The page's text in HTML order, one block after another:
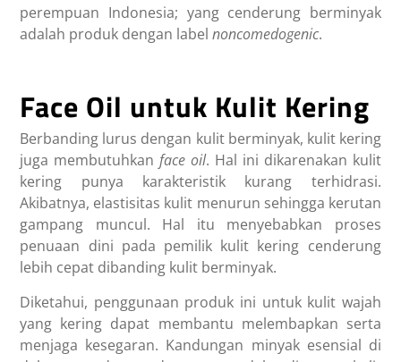
perempuan Indonesia; yang cenderung berminyak
adalah produk dengan labelnoncomedogenic.
Face Oil untuk Kulit Kering
Berbanding lurus dengan kulit berminyak, kulit kering
juga membutuhkanface oil. Hal ini dikarenakan kulit
kering punya karakteristik kurang terhidrasi.
Akibatnya, elastisitas kulit menurun sehingga kerutan
gampang muncul. Hal itu menyebabkan proses
penuaan dini pada pemilik kulit kering cenderung
lebih cepat dibanding kulit berminyak.
Diketahui, penggunaan produk ini untuk kulit wajah
yang kering dapat membantu melembapkan serta
menjaga kesegaran. Kandungan minyak esensial di